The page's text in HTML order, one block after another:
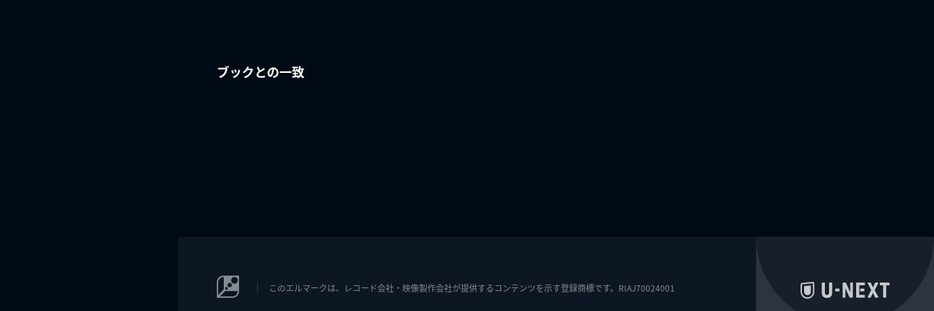
ブックとの一致
このエルマークは、レコード会社・映像製作会社が提供するコンテンツを示す登録商標です。RIAJ70024001